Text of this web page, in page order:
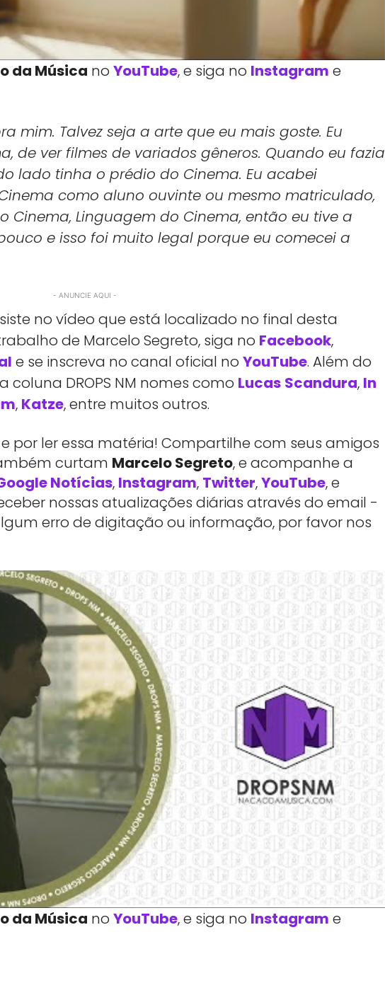
da Música no YouTube, e siga no Instagram e
mim. Talvez seja a arte que eu mais goste. Eu
de ver filmes de variados gêneros. Quando eu fazia
lado tinha o prédio do Cinema. Eu acabei
como aluno ouvinte ou mesmo matriculado,
Cinema, Linguagem do Cinema, então eu tive a
e isso foi muito legal porque eu comecei a
- ANUNCIE AQUI -
no vídeo que está localizado no final desta
de Marcelo Segreto, siga no Facebook,
e se inscreva no canal oficial no YouTube. Além do
DROPS NM nomes como Lucas Scandura, In
, Katze, entre muitos outros.
por ler essa matéria! Compartilhe com seus amigos
curtam Marcelo Segreto, e acompanhe a
Notícias, Instagram, Twitter,YouTube, e
nossas atualizações diárias através do email -
erro de digitação ou informação, por favor nos
da Música no YouTube, e siga no Instagram e